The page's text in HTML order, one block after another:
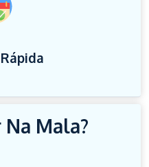
Mala?